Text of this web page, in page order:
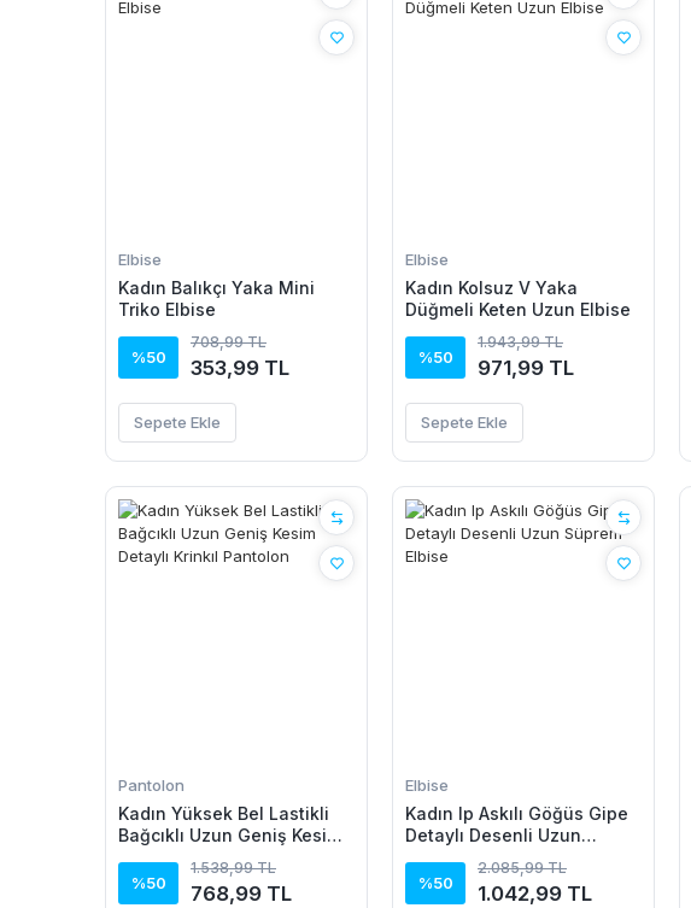
Elbise
Kadın Balıkçı Yaka Mini
Triko Elbise
%50
708,99 TL
353,99 TL
Sepete Ekle
Elbise
Kadın Kolsuz V Yaka
Düğmeli Keten Uzun Elbise
%50
1.943,99 TL
971,99 TL
Sepete Ekle
Pantolon
Kadın Yüksek Bel Lastikli
Bağcıklı Uzun Geniş Kesim
%50
1.538,99 TL
768,99 TL
Elbise
Kadın Ip Askılı Göğüs Gipe
Detaylı Desenli Uzun
%50
2.085,99 TL
1.042,99 TL